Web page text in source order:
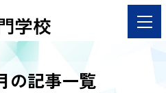
の記事一覧